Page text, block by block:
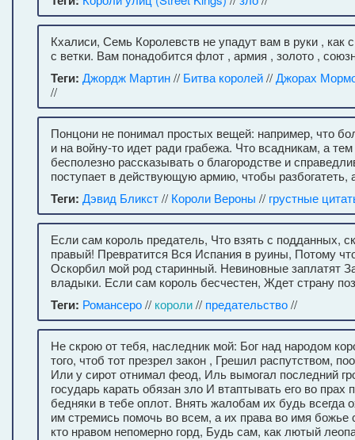
Кхалиси, Семь Королевств не упадут вам в руки , как
с ветки. Вам понадобится флот , армия , золото ,
Теги: Джордж Мартин// Битва королей//Джорах
//
Понцони не понимал простых вещей: например, что
и на войну-то идет ради грабежа. Что всадникам, а
бесполезно рассказывать о благородстве и
поступает в действующую армию, чтобы разбогатеть,
Теги: Дэвид Бликст// Короли Вероны // грустные
Если сам король предатель, Что взять с подданных,
правый! Превратится Вся Испания в руины, Потому
Оскорбил мой род старинный. Невиновные заплатят
владыки. Если сам король бесчестен, Ждет страну
Теги: Романсеро// короли// предательство//
Не скрою от тебя, наследник мой: Бог над народом
того, чтоб тот презрел закон , Грешил распутством,
Или у сирот отнимал феод, Иль вымогал последний
государь карать обязан зло И втаптывать его во прах
бедняки в тебе оплот. Внять жалобам их будь всегда
им стремись помочь во всем, а их права во имя божье
кто нравом непомерно горд, Будь сам, как лютый